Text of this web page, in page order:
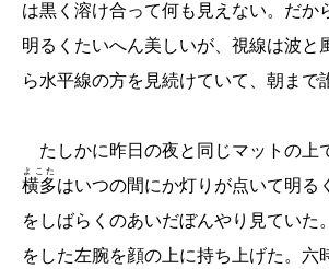
は黒く溶け合って何も見えない。だか
明るくたいへん美しいが、視線は波と
ら水平線の方を見続けていて、朝まで
たしかに昨日の夜と同じマットの上
横多
よこた
はいつの間にか灯りが点いて明る
をしばらくのあいだぼんやり見ていた
をした左腕を顔の上に持ち上げた。六